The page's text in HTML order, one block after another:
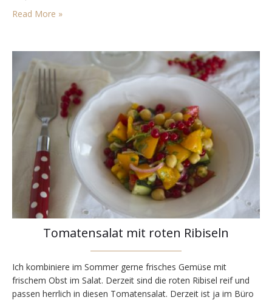
durchqueren einige…
Read More »
Tomatensalat mit roten Ribiseln
Ich kombiniere im Sommer gerne frisches Gemüse mit
frischem Obst im Salat. Derzeit sind die roten Ribisel reif und
passen herrlich in diesen Tomatensalat. Derzeit ist ja im Büro